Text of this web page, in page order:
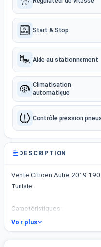
Start & Stop
Aide au stationnement
Climatisation
automatique
Contrôle pression pneus
DESCRIPTION
Vente Citroen Autre 2019
Tunisie.
Caractéristiques :
- Citroen Autre
- Année : 2019
- Kilométrage : 190 000 km
Voir plus